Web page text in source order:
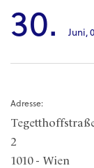
30. Juni,
Adresse:
2
1010 - Wien